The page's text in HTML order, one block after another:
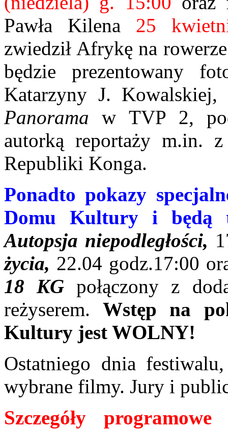
Pawła Kilena 25
zwiedził Afrykę na
będzie prezentowany
Katarzyny J. Kowalskiej,
Panorama w TVP 2,
autorką reportaży m.in.
Republiki Konga.
Ponadto pokazy
Domu Kultury i
Autopsja niepodległości,
życia, 22.04 godz.17:00
18 KG połączony z
reżyserem. Wstęp na
Kultury jest WOLNY!
Ostatniego dnia
wybrane filmy. Jury i
Szczegóły